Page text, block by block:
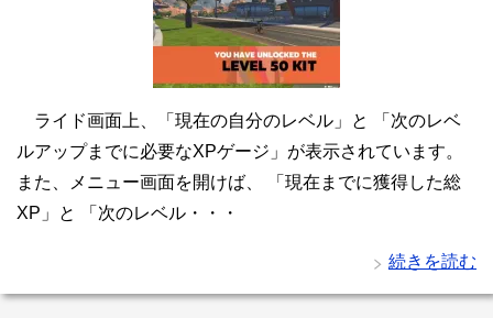
ライド画面上、「現在の自分のレベル」と 「次のレベ
ルアップまでに必要なXPゲージ」が表示されています。
また、メニュー画面を開けば、 「現在までに獲得した総
XP」と 「次のレベル・・・
続きを読む